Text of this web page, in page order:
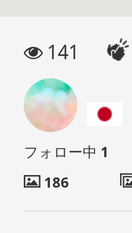
141
フォロー中 1
186